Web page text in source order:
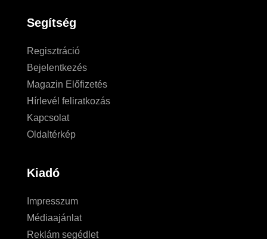
Segítség
Regisztráció
Bejelentkezés
Magazin Előfizetés
Hírlevél feliratkozás
Kapcsolat
Oldaltérkép
Kiadó
Impresszum
Médiaajánlat
Reklám segédlet